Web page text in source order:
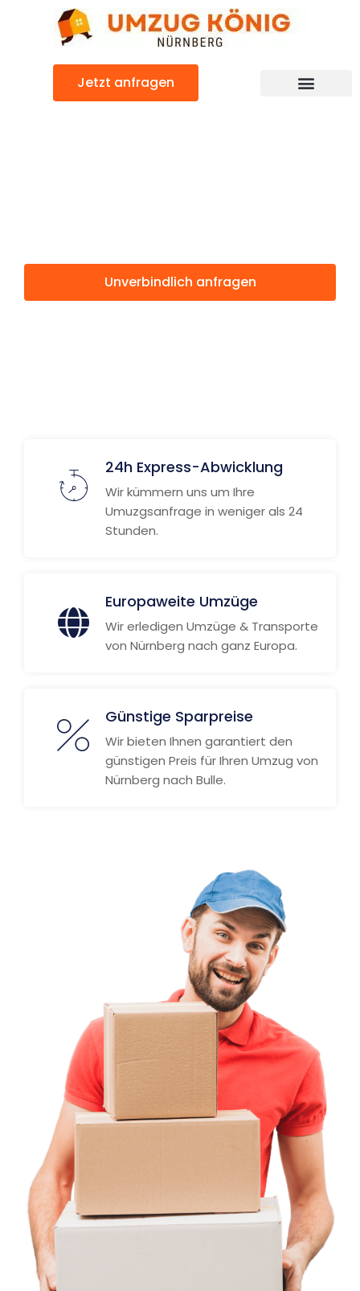
Jetzt anfragen
Unverbindlich anfragen
24h Express-Abwicklung
Wir kümmern uns um Ihre
Umuzgsanfrage in weniger als 24
Stunden.
Europaweite Umzüge
Wir erledigen Umzüge & Transporte
von Nürnberg nach ganz Europa.
Günstige Sparpreise
Wir bieten Ihnen garantiert den
günstigen Preis für Ihren Umzug von
Nürnberg nach Bulle.